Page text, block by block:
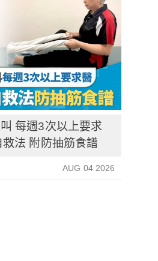
每週3次以上要求
醫 5招拉筋按摩自救法 附防抽筋食譜
AUG 04 2026